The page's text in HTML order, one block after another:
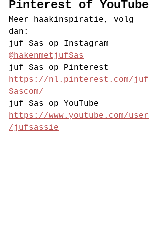
Pinterest of YouTube
Meer haakinspiratie, volg
dan:
juf Sas op Instagram
@hakenmetjufSas
juf Sas op Pinterest
https://nl.pinterest.com/juf
Sascom/
juf Sas op YouTube
https://www.youtube.com/user
/jufsassie